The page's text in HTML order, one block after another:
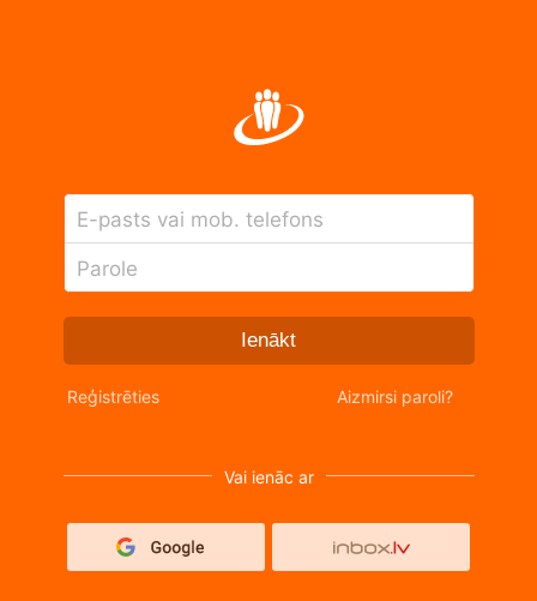
E-pasts vai mob. telefons
Parole
Ienākt
Reģistrēties Aizmirsi paroli?
Vai ienāc ar